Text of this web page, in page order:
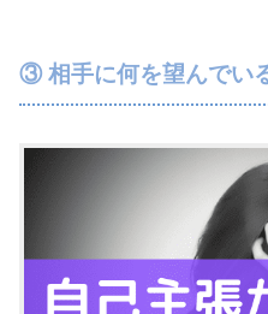
③ 相手に何を望んでい